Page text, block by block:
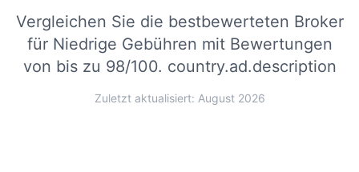
Vergleichen Sie die bestbewerteten Broker
für Niedrige Gebühren mit Bewertungen
von bis zu 98/100. country.ad.description
Zuletzt aktualisiert: August 2026